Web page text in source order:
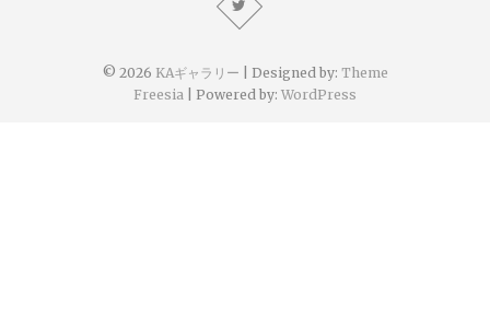
© 2026 KAギャラリー | Designed by: Theme
Freesia | Powered by: WordPress